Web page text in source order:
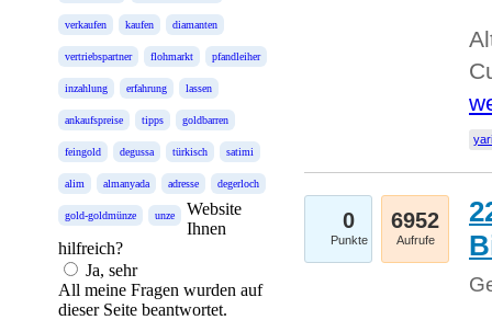
verkaufen kaufen diamanten
vertriebspartner flohmarkt pfandleiher
inzahlung erfahrung lassen
ankaufspreise tipps goldbarren
feingold degussa türkisch satimi
alim almanyada adresse degerloch
gold-goldmünze unze
Website
Ihnen
hilfreich?
Ja, sehr
All meine Fragen wurden auf
dieser Seite beantwortet.
0
Punkte
6952
Aufrufe